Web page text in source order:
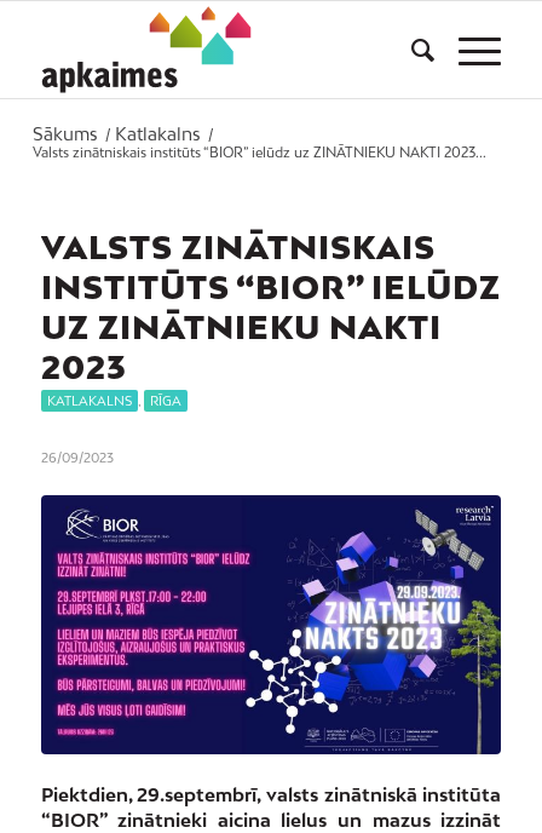
Sākums / Katlakalns
/
Valsts zinātniskais institūts “BIOR” ielūdz uz ZINĀTNIEKU NAKTI 2023...
VALSTS ZINĀTNISKAIS
INSTITŪTS “BIOR” IELŪDZ
UZ ZINĀTNIEKU NAKTI
2023
KATLAKALNS RĪGA
26/09/2023
Piektdien, 29.septembrī, valsts zinātniskā institūta
“BIOR” zinātnieki aicina lielus un mazus izzināt